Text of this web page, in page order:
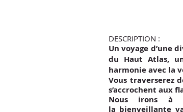
DESCRIPTION :
Un voyage d’une
du Haut Atlas,
harmonie avec la
Vous traverserez
s’accrochent aux
Nous irons à
la bienveillante